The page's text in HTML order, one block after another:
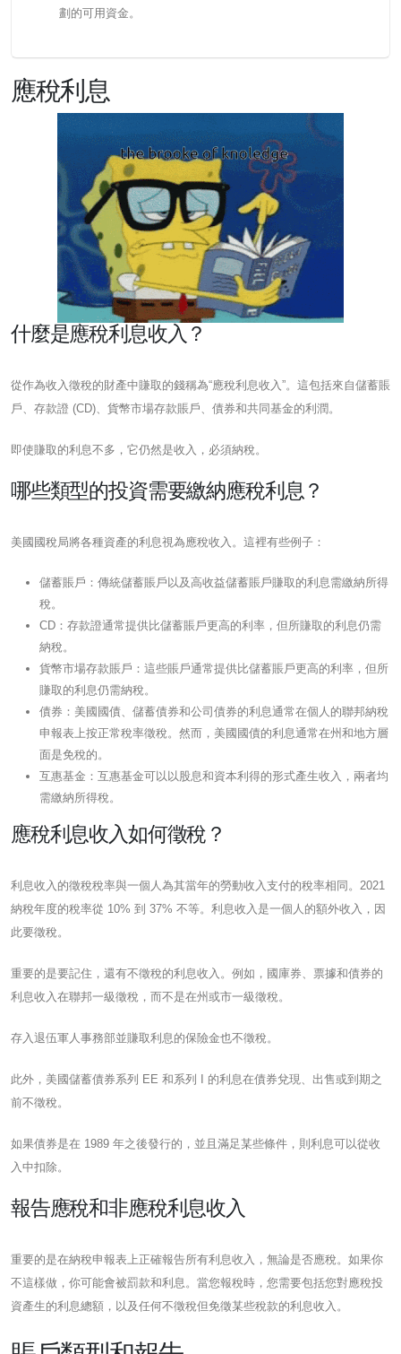
劃的可用資金。
應稅利息
什麼是應稅利息收入？
從作為收入徵稅的財產中賺取的錢稱為“應稅利息收入”。這包括來自儲蓄賬
戶、存款證 (CD)、貨幣市場存款賬戶、債券和共同基金的利潤。
即使賺取的利息不多，它仍然是收入，必須納稅。
哪些類型的投資需要繳納應稅利息？
美國國稅局將各種資產的利息視為應稅收入。這裡有些例子：
儲蓄賬戶：傳統儲蓄賬戶以及高收益儲蓄賬戶賺取的利息需繳納所得
稅。
CD：存款證通常提供比儲蓄賬戶更高的利率，但所賺取的利息仍需
納稅。
貨幣市場存款賬戶：這些賬戶通常提供比儲蓄賬戶更高的利率，但所
賺取的利息仍需納稅。
債券：美國國債、儲蓄債券和公司債券的利息通常在個人的聯邦納稅
申報表上按正常稅率徵稅。然而，美國國債的利息通常在州和地方層
面是免稅的。
互惠基金：互惠基金可以以股息和資本利得的形式產生收入，兩者均
需繳納所得稅。
應稅利息收入如何徵稅？
利息收入的徵稅稅率與一個人為其當年的勞動收入支付的稅率相同。2021
納稅年度的稅率從 10% 到 37% 不等。利息收入是一個人的額外收入，因
此要徵稅。
重要的是要記住，還有不徵稅的利息收入。例如，國庫券、票據和債券的
利息收入在聯邦一級徵稅，而不是在州或市一級徵稅。
存入退伍軍人事務部並賺取利息的保險金也不徵稅。
此外，美國儲蓄債券系列 EE 和系列 I 的利息在債券兌現、出售或到期之
前不徵稅。
如果債券是在 1989 年之後發行的，並且滿足某些條件，則利息可以從收
入中扣除。
報告應稅和非應稅利息收入
重要的是在納稅申報表上正確報告所有利息收入，無論是否應稅。如果你
不這樣做，你可能會被罰款和利息。當您報稅時，您需要包括您對應稅投
資產生的利息總額，以及任何不徵稅但免徵某些稅款的利息收入。